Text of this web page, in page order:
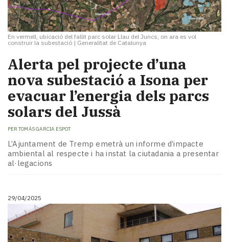
En vermell, ubicació del fallit parc solar Llau del Juncs, on ara es vol
construir la subestació | Generalitat de Catalunya
Alerta pel projecte d’una
nova subestació a Isona per
evacuar l’energia dels parcs
solars del Jussà
PER TOMÀS GARCIA ESPOT
L’Ajuntament de Tremp emetrà un informe d’impacte
ambiental al respecte i ha instat la ciutadania a presentar
al·legacions
29/04/2025